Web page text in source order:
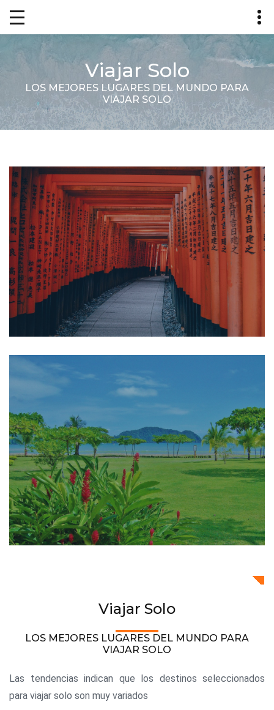
Viajar Solo
LOS MEJORES LUGARES DEL MUNDO PARA
VIAJAR SOLO
Viajar Solo
LOS MEJORES LUGARES DEL MUNDO PARA
VIAJAR SOLO
Las tendencias indican que los destinos seleccionados
para viajar solo son muy variados